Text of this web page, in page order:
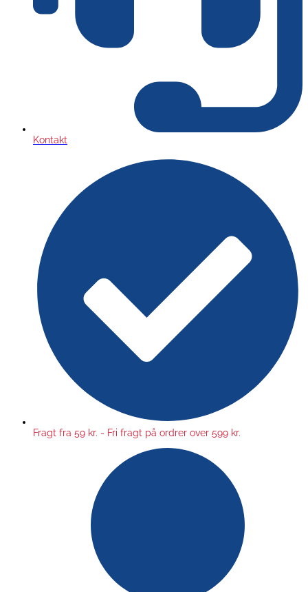
Kontakt
Fragt fra 59 kr. - Fri fragt på ordrer over 599 kr.